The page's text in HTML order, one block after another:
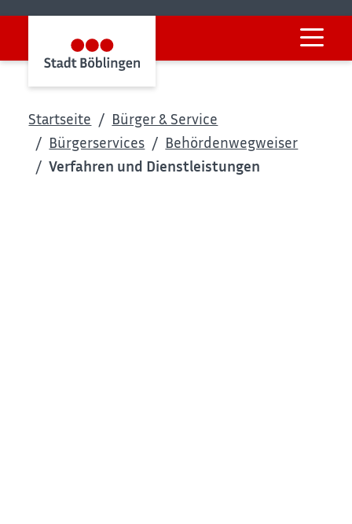
Startseite
Bürger & Service
Bürgerservices
Behördenwegweiser
Verfahren und Dienstleistungen